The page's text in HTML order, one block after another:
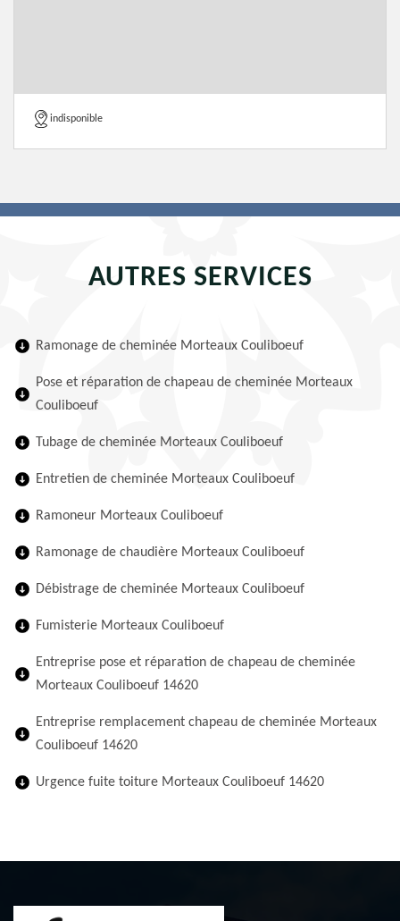
indisponible
AUTRES SERVICES
Ramonage de cheminée Morteaux Couliboeuf
Pose et réparation de chapeau de cheminée Morteaux
Couliboeuf
Tubage de cheminée Morteaux Couliboeuf
Entretien de cheminée Morteaux Couliboeuf
Ramoneur Morteaux Couliboeuf
Ramonage de chaudière Morteaux Couliboeuf
Débistrage de cheminée Morteaux Couliboeuf
Fumisterie Morteaux Couliboeuf
Entreprise pose et réparation de chapeau de cheminée
Morteaux Couliboeuf 14620
Entreprise remplacement chapeau de cheminée Morteaux
Couliboeuf 14620
Urgence fuite toiture Morteaux Couliboeuf 14620